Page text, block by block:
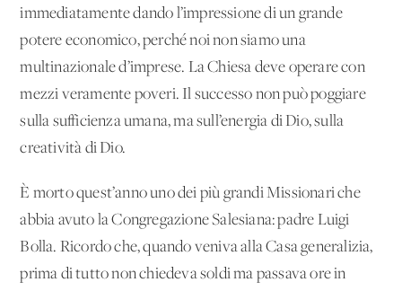
immediatamente dando l’impressione di un grande
potere economico, perché noi non siamo una
multinazionale d’imprese. La Chiesa deve operare con
mezzi veramente poveri. Il successo non può poggiare
sulla sufficienza umana, ma sull’energia di Dio, sulla
creatività di Dio.
È morto quest’anno uno dei più grandi Missionari che
abbia avuto la Congregazione Salesiana: padre Luigi
Bolla. Ricordo che, quando veniva alla Casa generalizia,
prima di tutto non chiedeva soldi ma passava ore in